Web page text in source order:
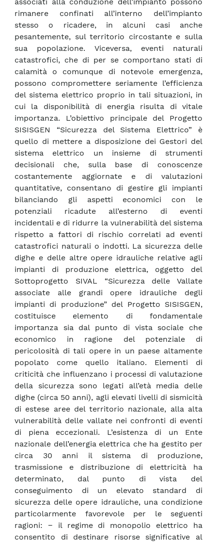
associati alla conduzione dell’impianto possono
rimanere confinati all’interno dell’impianto
stesso o ricadere, in alcuni casi anche
pesantemente, sul territorio circostante e sulla
sua popolazione. Viceversa, eventi naturali
catastrofici, che di per se comportano stati di
calamità o comunque di notevole emergenza,
possono compromettere seriamente l’efficienza
del sistema elettrico proprio in tali situazioni, in
cui la disponibilità di energia risulta di vitale
importanza. L’obiettivo principale del Progetto
SISISGEN “Sicurezza del Sistema Elettrico” è
quello di mettere a disposizione dei Gestori del
sistema elettrico un insieme di strumenti
decisionali che, sulla base di conoscenze
costantemente aggiornate e di valutazioni
quantitative, consentano di gestire gli impianti
bilanciando gli aspetti economici con le
potenziali ricadute all’esterno di eventi
incidentali e di ridurre la vulnerabilità del sistema
rispetto a fattori di rischio correlati ad eventi
catastrofici naturali o indotti. La sicurezza delle
dighe e delle altre opere idrauliche relative agli
impianti di produzione elettrica, oggetto del
Sottoprogetto SIVAL “Sicurezza delle Vallate
associate alle grandi opere idrauliche degli
impianti di produzione” del Progetto SISISGEN,
costituisce elemento di fondamentale
importanza sia dal punto di vista sociale che
economico in ragione del potenziale di
pericolosità di tali opere in un paese altamente
popolato come quello italiano. Elementi di
criticità che influenzano i processi di valutazione
della sicurezza sono legati all’età media delle
dighe (circa 50 anni), agli elevati livelli di sismicità
di estese aree del territorio nazionale, alla alta
vulnerabilità delle vallate nei confronti di eventi
di piena eccezionali. L’esistenza di un Ente
nazionale dell’energia elettrica che ha gestito per
circa 30 anni il sistema di produzione,
trasmissione e distribuzione di elettricità ha
determinato, dal punto di vista del
conseguimento di un elevato standard di
sicurezza delle opere idrauliche, una condizione
particolarmente favorevole per le seguenti
ragioni: − il regime di monopolio elettrico ha
consentito di destinare risorse significative al